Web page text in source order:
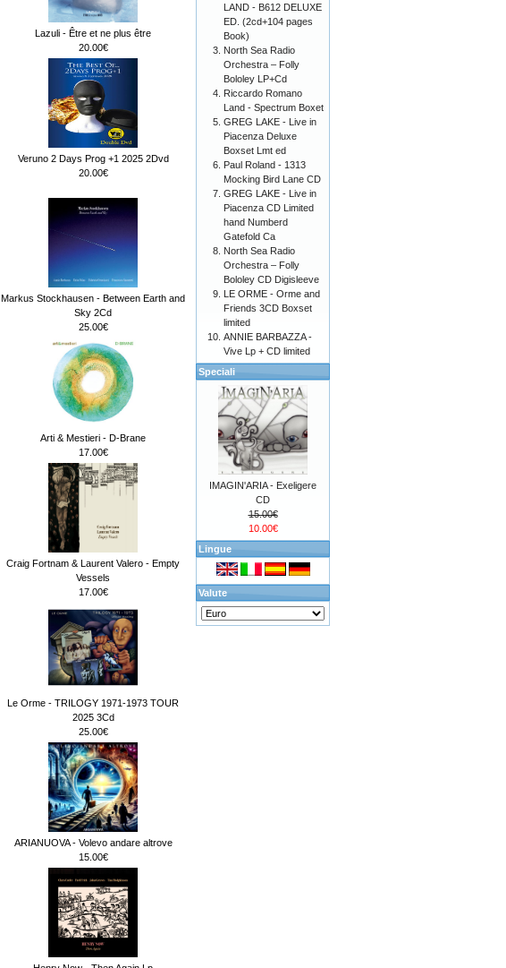
Lazuli - Être et ne plus être
20.00€
Veruno 2 Days Prog +1 2025 2Dvd
20.00€
Markus Stockhausen - Between Earth and
Sky 2Cd
25.00€
Arti & Mestieri - D-Brane
17.00€
Craig Fortnam & Laurent Valero - Empty
Vessels
17.00€
Le Orme - TRILOGY 1971-1973 TOUR
2025 3Cd
25.00€
ARIANUOVA - Volevo andare altrove
15.00€
LAND - B612 DELUXE
ED. (2cd+104 pages
Book)
North Sea Radio
Orchestra – Folly
Bololey LP+Cd
Riccardo Romano
Land - Spectrum Boxet
GREG LAKE - Live in
Piacenza Deluxe
Boxset Lmt ed
Paul Roland - 1313
Mocking Bird Lane CD
GREG LAKE - Live in
Piacenza CD Limited
hand Numberd
Gatefold Ca
North Sea Radio
Orchestra – Folly
Bololey CD Digisleeve
LE ORME - Orme and
Friends 3CD Boxset
limited
ANNIE BARBAZZA -
Vive Lp + CD limited
Speciali
IMAGIN'ARIA - Exeligere
CD
15.00€
10.00€
Lingue
Valute